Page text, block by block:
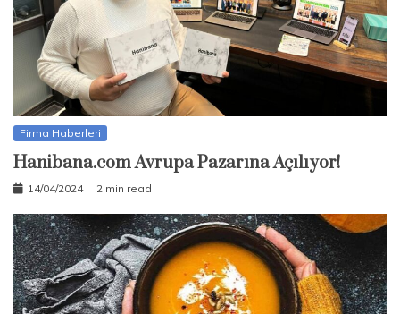
Firma Haberleri
Hanibana.com Avrupa Pazarına Açılıyor!
14/04/2024 2 min read